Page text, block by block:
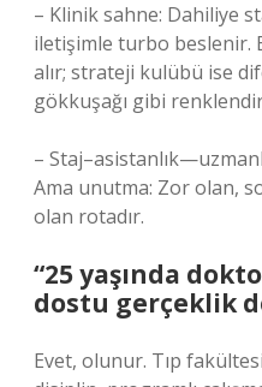
– Klinik sahne: Dahiliye
iletişimle turbo beslenir.
alır; strateji kulübü ise
gökkuşağı gibi
–
Ama unutma: Zor olan,
olan rotadır.
“25 yaşında
dostu gerçeklik
Evet, olunur. Tıp